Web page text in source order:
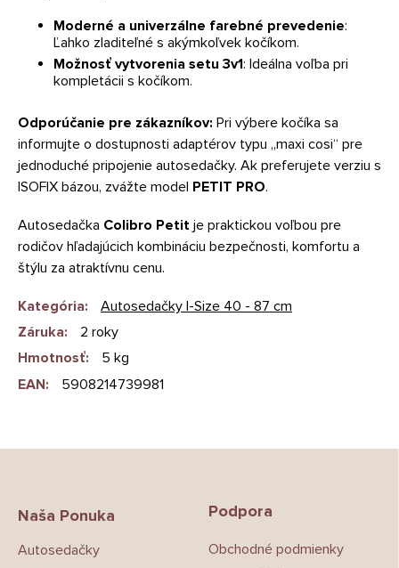
Moderné a univerzálne farebné prevedenie:
Ľahko zladiteľné s akýmkoľvek kočíkom.
Možnosť vytvorenia setu 3v1: Ideálna voľba pri
kompletácii s kočíkom.
Odporúčanie pre zákazníkov: Pri výbere kočíka sa
informujte o dostupnosti adaptérov typu „maxi cosi“ pre
jednoduché pripojenie autosedačky. Ak preferujete verziu s
ISOFIX bázou, zvážte model PETIT PRO.
Autosedačka Colibro Petit je praktickou voľbou pre
rodičov hľadajúcich kombináciu bezpečnosti, komfortu a
štýlu za atraktívnu cenu.
Kategória:
Autosedačky I-Size 40 - 87 cm
Záruka:
2 roky
Hmotnosť:
5 kg
EAN: 5908214739981
Naša Ponuka
Autosedačky
Podpora
Obchodné podmienky